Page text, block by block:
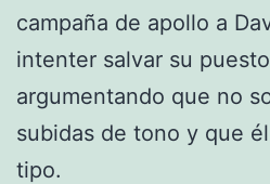
campaña de apollo a
intenter salvar su
argumentando que no
subidas de tono y que
tipo.